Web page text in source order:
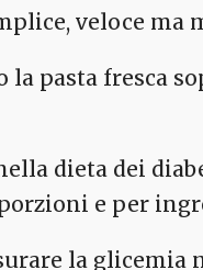
veloce ma
la pasta fresca
dieta dei
e per
la glicemia